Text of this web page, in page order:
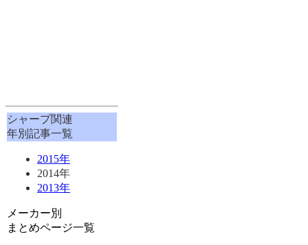
シャープ関連
年別記事一覧
2015年
2014年
2013年
メーカー別
まとめページ一覧